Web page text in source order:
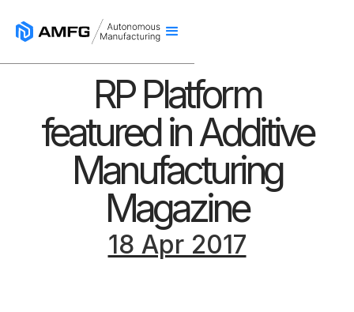
RP Platform
featured in Additive
Manufacturing
Magazine
18 Apr 2017